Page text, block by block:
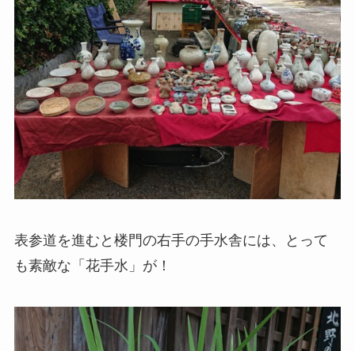
表参道を進むと楼門の右手の手水舎には、とって
も素敵な「花手水」が！